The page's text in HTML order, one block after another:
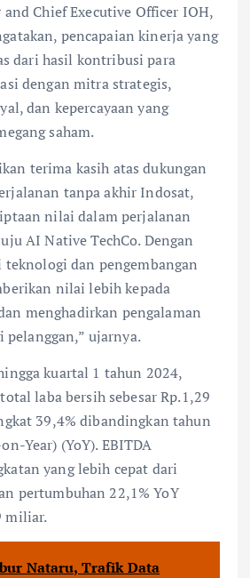
Chief Executive Officer IOH,
pencapaian kinerja yang
dari hasil kontribusi para
dengan mitra strategis,
dan kepercayaan yang
saham.
terima kasih atas dukungan
tanpa akhir Indosat,
nilai dalam perjalanan
AI Native TechCo. Dengan
teknologi dan pengembangan
nilai lebih kepada
menghadirkan pengalaman
ujarnya.
kuartal 1 tahun 2024,
laba bersih sebesar Rp.1,29
39,4% dibandingkan tahun
Year) (YoY). EBITDA
yang lebih cepat dari
pertumbuhan 22,1% YoY
miliar.
Nataru, Trafik Data